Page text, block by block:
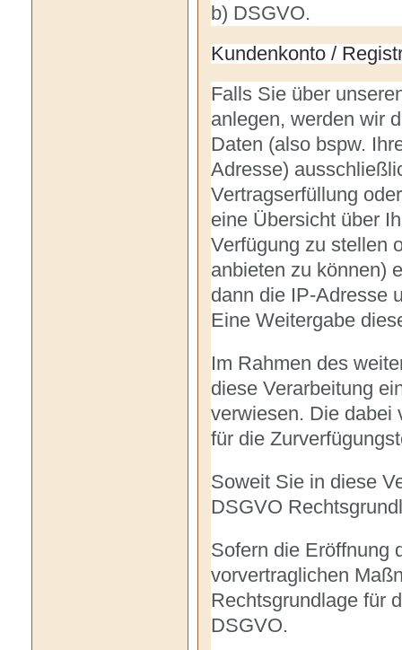
b) DSGVO.
Kundenkonto /
Falls Sie über
anlegen, werden wir
Daten (also bspw.
Adresse)
Vertragserfüllung
eine Übersicht über
Verfügung zu stellen
anbieten zu können)
dann die IP-Adresse
Eine Weitergabe
Im Rahmen des
diese Verarbeitung
verwiesen. Die dabei
für die
Soweit Sie in diese
DSGVO
Sofern die Eröffnung
vorvertraglichen
Rechtsgrundlage für
DSGVO.